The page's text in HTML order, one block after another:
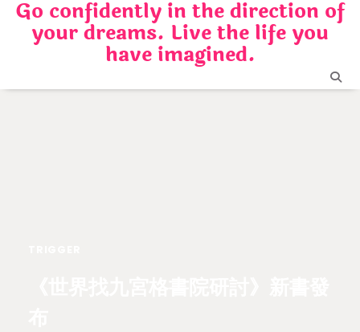
Skip
content
Go confidently in the direction of
your dreams. Live the life you
have imagined.